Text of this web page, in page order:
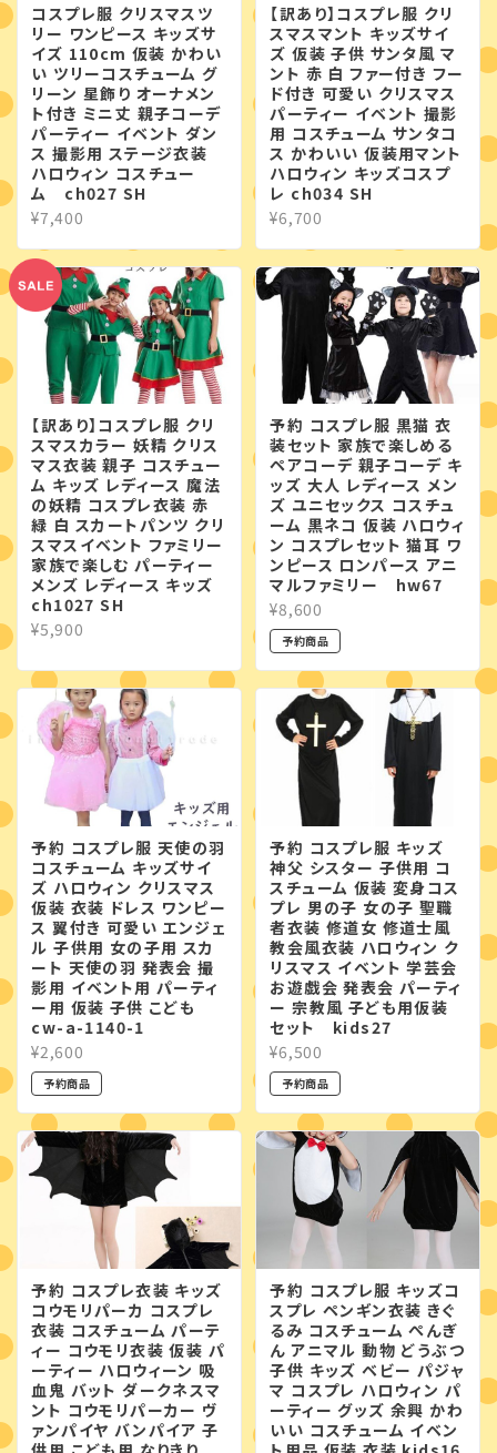
コスプレ服 クリスマスツ
リー ワンピース キッズサ
イズ 110cm 仮装 かわい
い ツリーコスチューム グ
リーン 星飾り オーナメン
ト付き ミニ丈 親子コーデ
パーティー イベント ダン
ス 撮影用 ステージ衣装
ハロウィン コスチュー
ム ch027 SH
¥7,400
【訳あり】コスプレ服 クリ
スマスマント キッズサイ
ズ 仮装 子供 サンタ風 マ
ント 赤 白 ファー付き フー
ド付き 可愛い クリスマス
パーティー イベント 撮影
用 コスチューム サンタコ
ス かわいい 仮装用マント
ハロウィン キッズコスプ
レ ch034 SH
¥6,700
【訳あり】コスプレ服 クリ
スマスカラー 妖精 クリス
マス衣装 親子 コスチュー
ム キッズ レディース 魔法
の妖精 コスプレ衣装 赤
緑 白 スカートパンツ クリ
スマスイベント ファミリー
家族で楽しむ パーティー
メンズ レディース キッズ
ch1027 SH
¥5,900
予約 コスプレ服 黒猫 衣
装セット 家族で楽しめる
ペアコーデ 親子コーデ キ
ッズ 大人 レディース メン
ズ ユニセックス コスチュ
ーム 黒ネコ 仮装 ハロウィ
ン コスプレセット 猫耳 ワ
ンピース ロンパース アニ
マルファミリー hw67
¥8,600
予約商品
予約 コスプレ服 天使の羽
コスチューム キッズサイ
ズ ハロウィン クリスマス
仮装 衣装 ドレス ワンピー
ス 翼付き 可愛い エンジェ
ル 子供用 女の子用 スカ
ート 天使の羽 発表会 撮
影用 イベント用 パーティ
ー用 仮装 子供 こども
cw-a-1140-1
¥2,600
予約商品
予約 コスプレ服 キッズ
神父 シスター 子供用 コ
スチューム 仮装 変身コス
プレ 男の子 女の子 聖職
者衣装 修道女 修道士風
教会風衣装 ハロウィン ク
リスマス イベント 学芸会
お遊戯会 発表会 パーティ
ー 宗教風 子ども用仮装
セット kids27
¥6,500
予約商品
予約 コスプレ衣装 キッズ
コウモリパーカ コスプレ
衣装 コスチューム パーテ
ィー コウモリ衣装 仮装 パ
ーティー ハロウィーン 吸
血鬼 バット ダークネスマ
ント コウモリパーカー ヴ
ァンパイヤ バンパイア 子
予約 コスプレ服 キッズコ
スプレ ペンギン衣装 きぐ
るみ コスチューム ぺんぎ
ん アニマル 動物 どうぶつ
子供 キッズ ベビー パジャ
マ コスプレ ハロウィン パ
ーティー グッズ 余興 かわ
いい コスチューム イベン